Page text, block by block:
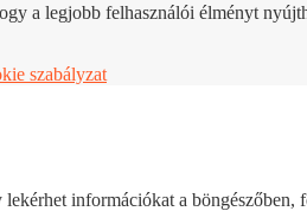
a legjobb felhasználói élményt
szabályzat
információkat a